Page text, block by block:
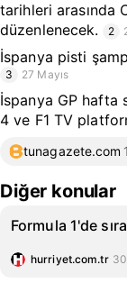
tarihleri arasında
düzenlenecek.
2
İspanya pisti
3 27 Mayıs
İspanya GP hafta
4 ve F1 TV
tunagazete.com 1
Diğer konular
Formula 1'de
hurriyet.com.tr